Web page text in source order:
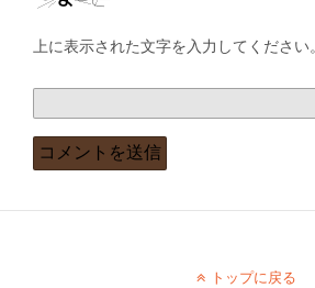
上に表示された文字を入力してください。
トップに戻る